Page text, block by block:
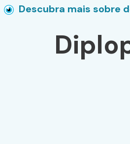
Descubra mais sobre